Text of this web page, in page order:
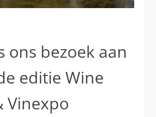
ons bezoek aan
editie Wine
Vinexpo